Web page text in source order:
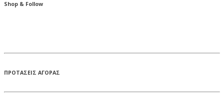
Shop & Follow
ΠΡΟΤΑΣΕΙΣ ΑΓΟΡΑΣ